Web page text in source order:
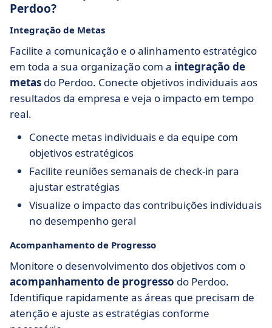
Perdoo?
Integração de Metas
Facilite a comunicação e o alinhamento estratégico
em toda a sua organização com a integração de
metas do Perdoo. Conecte objetivos individuais aos
resultados da empresa e veja o impacto em tempo
real.
Conecte metas individuais e da equipe com
objetivos estratégicos
Facilite reuniões semanais de check-in para
ajustar estratégias
Visualize o impacto das contribuições individuais
no desempenho geral
Acompanhamento de Progresso
Monitore o desenvolvimento dos objetivos com o
acompanhamento de progresso do Perdoo.
Identifique rapidamente as áreas que precisam de
atenção e ajuste as estratégias conforme